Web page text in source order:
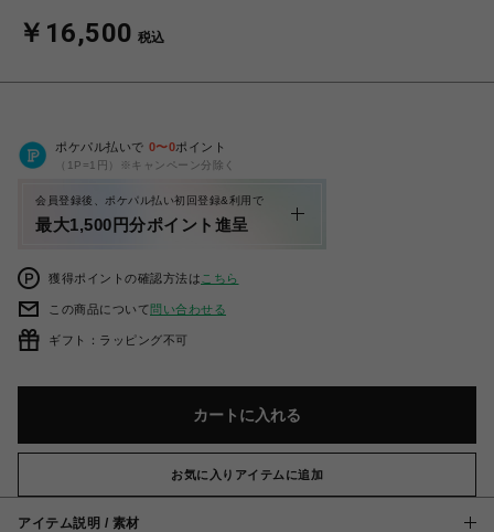
￥16,500 税込
ポケパル払いで 0〜0ポイント
（1P=1円）※キャンペーン分除く
会員登録後、ポケパル払い初回登録&利用で
最大1,500円分ポイント進呈
獲得ポイントの確認方法は こちら
この商品について問い合わせる
ギフト：ラッピング不可
カートに入れる
お気に入りアイテムに追加
アイテム説明 / 素材